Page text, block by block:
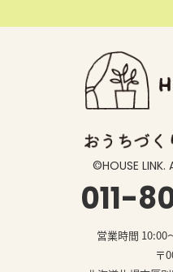
©️HOUSE
011-
営業時間 10:00
〒